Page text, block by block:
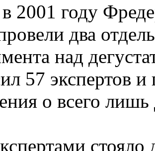
2001 году
два
над
57 экспертов
о всего